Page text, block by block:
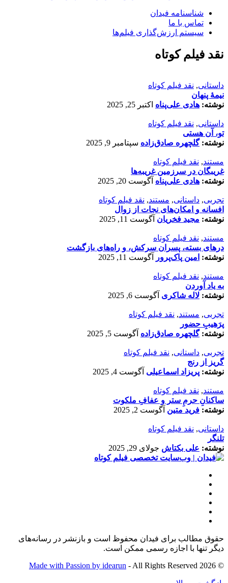
شناسنامه فیدان
تماس با ما
سیستم ارزش‌گذاری فیلم‌ها
نقد فیلم کوتاه
داستانی, نقد فیلم کوتاه
نیمۀ پنهان
نوشته: هادی علی‌پناه اکتبر 25, 2025
داستانی, نقد فیلم کوتاه
تو، آن هستی
نوشته:گلچهره صادق‌زاده سپتامبر 9, 2025
مستند, نقد فیلم کوتاه
غریبگان در سرزمین غریبه‌ها
نوشته: هادی علی‌پناه آگوست 20, 2025
تجربی, داستانی, مستند, نقد فیلم کوتاه
افسانه‌ و امکان‌های نجات از زوال
نوشته: مجید فخریان آگوست 11, 2025
مستند, نقد فیلم کوتاه
درهای بسته، پسران سرکش، و راه‌های بازگشت
نوشته: امین پاک‌پرور آگوست 11, 2025
مستند, نقد فیلم کوتاه
به یاد آوردن
نوشته: لاله شاکری آگوست 6, 2025
تجربی, مستند, نقد فیلم کوتاه
پرَهیب‌ِ حضور
نوشته:گلچهره صادق‌زاده آگوست 5, 2025
تجربی, داستانی, نقد فیلم کوتاه
گریز از رنج
نوشته: پریزاد اسماعیلی آگوست 4, 2025
مستند, نقد فیلم کوتاه
ساکنانِ حرمِ ستر و عفافِ ملکوت
نوشته: فرید متین آگوست 2, 2025
داستانی, نقد فیلم کوتاه
تلنگر
نوشته: علی بکتاش جولای 29, 2025
حقوق مطالب برای فیدان محفوظ است و بازنشر در رسانه‌های
دیگر تنها با اجازه رسمی ممکن است.
© 2026
Made with Passion by idearun - All Rights Reserved